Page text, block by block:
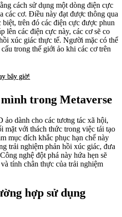
cách sử dụng một dòng điện cực
các cơ. Điều này đạt được thông qua
trên đó các điện cực được phun
lên các điện cực này, các cơ sẽ co
xúc giác thực tế. Người mặc có thể
trong thế giới ảo khi các cơ trên
bây giờ!
trong Metaverse
ảo dành cho các tương tác xã hội,
mặt với thách thức trong việc tái tạo
mục đích khắc phục hạn chế này
trải nghiệm phản hồi xúc giác, đưa
nghệ đột phá này hứa hẹn sẽ
tính chân thực của trải nghiệm
hợp sử dụng